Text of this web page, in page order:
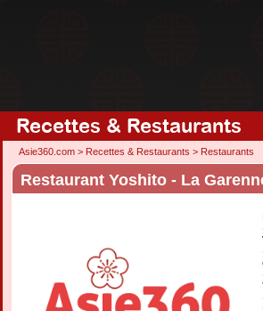
Recettes & Restaurants
Asie360.com > Recettes & Restaurants > Restaurants
Restaurant Yoshito - La